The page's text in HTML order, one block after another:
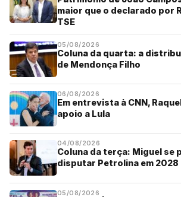
maior que o declarado por
TSE
05/08/2026
Coluna da quarta: a
de Mendonça Filho
06/08/2026
Em entrevista à CNN,
apoio a Lula
04/08/2026
Coluna da terça: Miguel se
disputar Petrolina em 2028
05/08/2026